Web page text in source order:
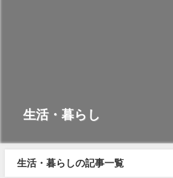
生活・暮らし
生活・暮らしの記事一覧